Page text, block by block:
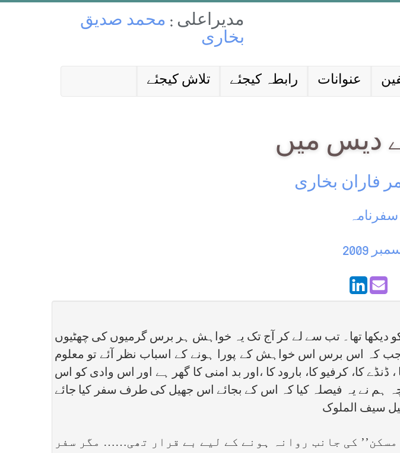
مدیراعلی : محمد صدیق
بخاری
تلاش کیجئے رابطہ کیجئے عنوانات
دیس میں
فاران بخاری
سفرنامہ
2009
تھا۔ تب سے لے کر آج تک یہ خواہش ہر برس گرمیوں کی چھٹیوں
جب کہ اس برس اس خواہش کے پورا ہونے کے اسباب نظر آئے تو معلوم
کا، کرفیو کا، بارود کا ،اور بد امنی کا گھر ہے اور اس وادی کو اس
ہم نے یہ فیصلہ کیا کہ اس کے بجائے اس جھیل کی طرف سفر کیا جائے
سیف الملوک
کی جانب روانہ ہونے کے لیے بے قرار تھی…… مگر سفر